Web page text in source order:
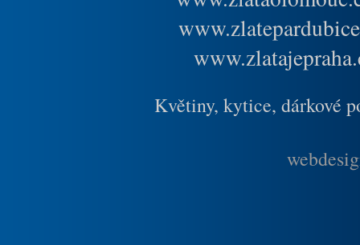
Květiny, kytice, dárkové